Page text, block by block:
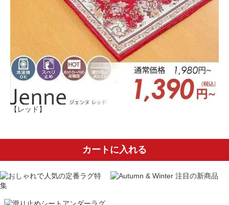
【レッド】
カートに入れる